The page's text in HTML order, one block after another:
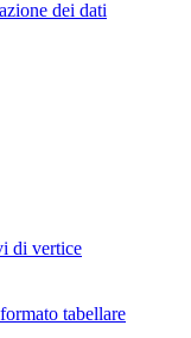
dei dati
di vertice
tabellare